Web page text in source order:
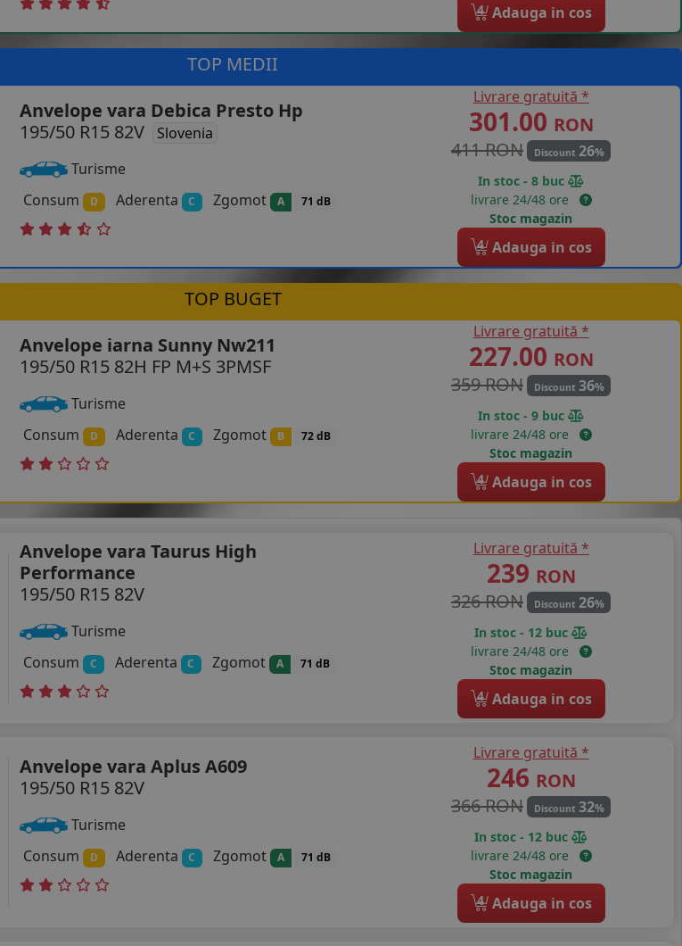
4 Adauga in cos
TOP MEDII
Anvelope vara Debica Presto Hp
195/50 R15 82V
Slovenia
Turisme
Consum
D Aderenta C Zgomot A 71 dB
Livrare gratuită *
301.00 RON
411 RON
Discount 26%
In stoc - 8 buc
livrare 24/48 ore
Stoc magazin
4 Adauga in cos
TOP BUGET
Anvelope iarna Sunny Nw211
195/50 R15 82H FP M+S 3PMSF
Turisme
Consum
D Aderenta C Zgomot B 72 dB
Livrare gratuită *
227.00 RON
359 RON
Discount 36%
In stoc - 9 buc
livrare 24/48 ore
Stoc magazin
4 Adauga in cos
Anvelope vara Taurus High
Performance
195/50 R15 82V
Turisme
Consum
C Aderenta C Zgomot A 71 dB
Livrare gratuită *
239 RON
326 RON
Discount 26%
In stoc - 12 buc
livrare 24/48 ore
Stoc magazin
4 Adauga in cos
Anvelope vara Aplus A609
195/50 R15 82V
Turisme
Consum
D Aderenta C Zgomot A 71 dB
Livrare gratuită *
246 RON
366 RON
Discount 32%
In stoc - 12 buc
livrare 24/48 ore
Stoc magazin
4 Adauga in cos